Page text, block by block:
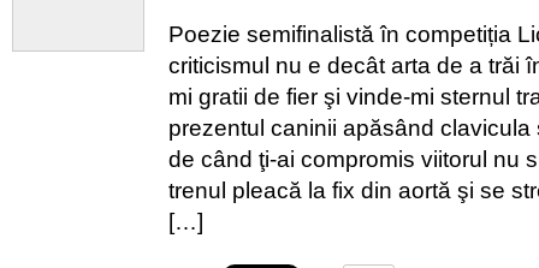
Poezie semifinalistă în competiția
criticismul nu e decât arta de a trăi
mi gratii de fier şi vinde-mi sternul
prezentul caninii apăsând
de când ţi-ai compromis viitorul nu
trenul pleacă la fix din aortă şi se
[…]